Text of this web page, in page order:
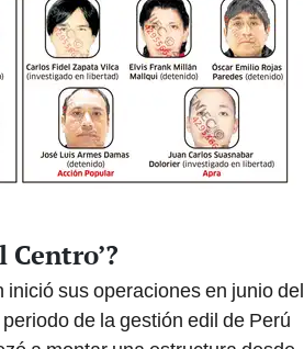
Centro’?
sus operaciones en junio del
de la gestión edil de Perú